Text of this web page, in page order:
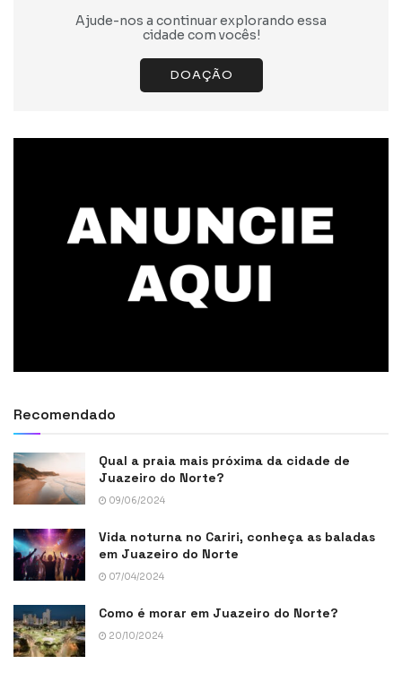
Ajude-nos a continuar explorando essa
cidade com vocês!
DOAÇÃO
Recomendado
Qual a praia mais próxima da cidade de
Juazeiro do Norte?
09/06/2024
Vida noturna no Cariri, conheça as baladas
em Juazeiro do Norte
07/04/2024
Como é morar em Juazeiro do Norte?
20/10/2024